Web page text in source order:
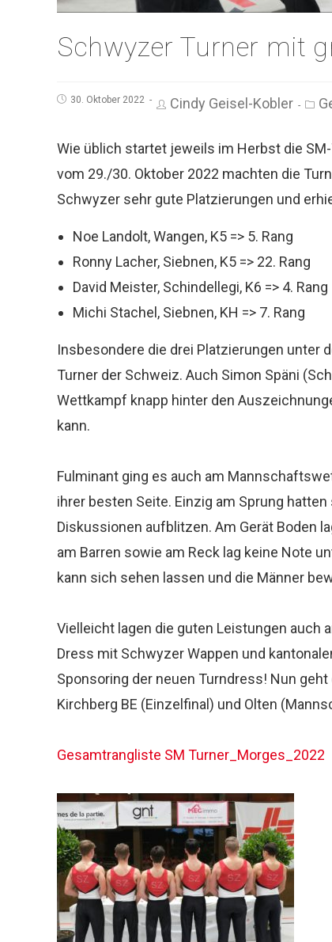
Schwyzer Turner mit
30. Oktober 2022 Cindy Geisel-Kobler
Wie üblich startet jeweils im Herbst die
vom 29./30. Oktober 2022 machten die
Schwyzer sehr gute Platzierungen und
Noe Landolt, Wangen, K5 => 5. Rang
Ronny Lacher, Siebnen, K5 => 22. Rang
David Meister, Schindellegi, K6 => 4. Rang
Michi Stachel, Siebnen, KH => 7. Rang
Insbesondere die drei Platzierungen unter
Turner der Schweiz. Auch Simon Späni
Wettkampf knapp hinter den
kann.
Fulminant ging es auch am
ihrer besten Seite. Einzig am Sprung
Diskussionen aufblitzen. Am Gerät Boden
am Barren sowie am Reck lag keine Note
kann sich sehen lassen und die Männer
Vielleicht lagen die guten Leistungen
Dress mit Schwyzer Wappen und
Sponsoring der neuen Turndress! Nun
Kirchberg BE (Einzelfinal) und Olten
Gesamtrangliste SM Turner_Morges_2022